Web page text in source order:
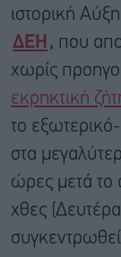
ιστορική
ΔΕΗ , που
χωρίς
εκρηκτική
το
στα
ώρες μετά το
χθες